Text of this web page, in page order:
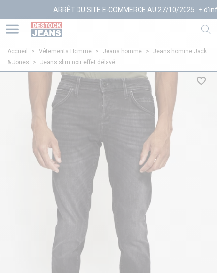
ARRÊT DU SITE E-COMMERCE AU 27/10/2025 + d'infos
Accueil > Vêtements Homme > Jeans homme >
Jeans homme Jack
& Jones
> Jeans slim noir effet délavé